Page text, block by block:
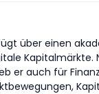
über einen
auch für